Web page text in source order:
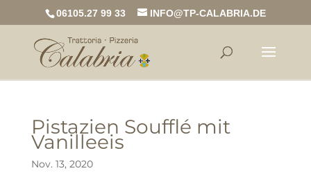
06105.27 99 33 INFO@TP-CALABRIA.DE
Pistazien Soufflé mit
Vanilleeis
Nov. 13, 2020